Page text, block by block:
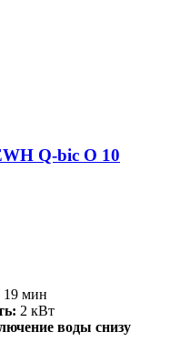
Q-bic O 10
19 мин
2 кВт
воды снизу